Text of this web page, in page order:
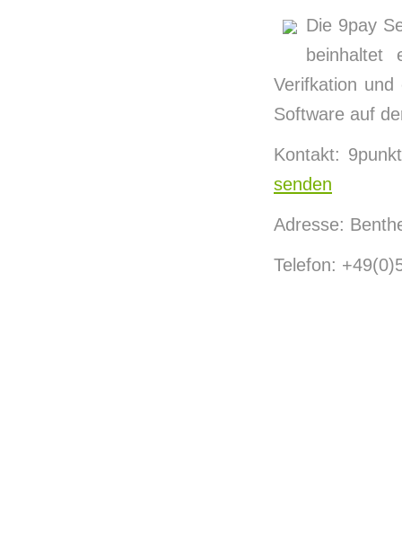
Die 9pay
beinhaltet
Verifkation
Software auf
Kontakt:
senden
Adresse:
Telefon: